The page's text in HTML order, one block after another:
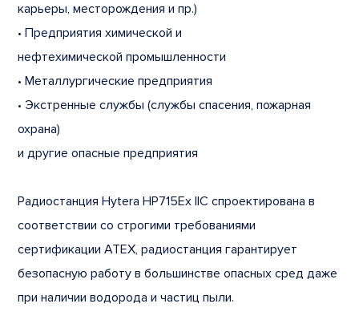
карьеры, месторождения и пр.)
• Предприятия химической и
нефтехимической промышленности
• Металлургические предприятия
• Экстренные службы (службы спасения, пожарная
охрана)
и другие опасные предприятия
Радиостанция Hytera HP715Ex IIC спроектирована в
соответствии со строгими требованиями
сертификации ATEX, радиостанция гарантирует
безопасную работу в большинстве опасных сред даже
при наличии водорода и частиц пыли.